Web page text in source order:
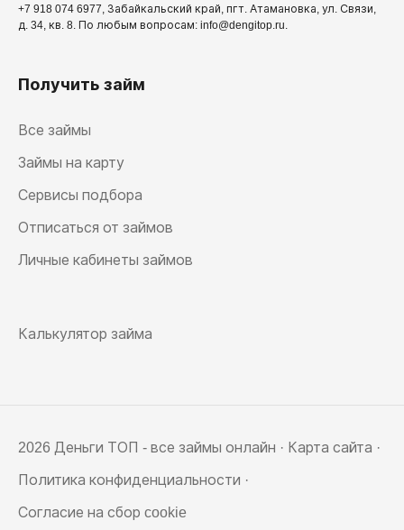
+7 918 074 6977, Забайкальский край, пгт. Атамановка, ул. Связи,
д. 34, кв. 8. По любым вопросам: info@dengitop.ru.
Получить займ
Все займы
Займы на карту
Сервисы подбора
Отписаться от займов
Личные кабинеты займов
Калькулятор займа
2026 Деньги ТОП - все займы онлайн · Карта сайта ·
Политика конфиденциальности ·
Согласие на сбор cookie